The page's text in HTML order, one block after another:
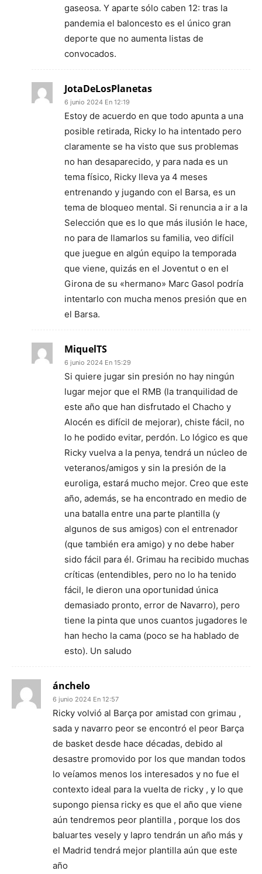
gaseosa. Y aparte sólo caben 12: tras la
pandemia el baloncesto es el único gran
deporte que no aumenta listas de
convocados.
JotaDeLosPlanetas
6 junio 2024 En 12:19
Estoy de acuerdo en que todo apunta a una
posible retirada, Ricky lo ha intentado pero
claramente se ha visto que sus problemas
no han desaparecido, y para nada es un
tema físico, Ricky lleva ya 4 meses
entrenando y jugando con el Barsa, es un
tema de bloqueo mental. Si renuncia a ir a la
Selección que es lo que más ilusión le hace,
no para de llamarlos su familia, veo difícil
que juegue en algún equipo la temporada
que viene, quizás en el Joventut o en el
Girona de su «hermano» Marc Gasol podría
intentarlo con mucha menos presión que en
el Barsa.
MiquelTS
6 junio 2024 En 15:29
Si quiere jugar sin presión no hay ningún
lugar mejor que el RMB (la tranquilidad de
este año que han disfrutado el Chacho y
Alocén es difícil de mejorar), chiste fácil, no
lo he podido evitar, perdón. Lo lógico es que
Ricky vuelva a la penya, tendrá un núcleo de
veteranos/amigos y sin la presión de la
euroliga, estará mucho mejor. Creo que este
año, además, se ha encontrado en medio de
una batalla entre una parte plantilla (y
algunos de sus amigos) con el entrenador
(que también era amigo) y no debe haber
sido fácil para él. Grimau ha recibido muchas
críticas (entendibles, pero no lo ha tenido
fácil, le dieron una oportunidad única
demasiado pronto, error de Navarro), pero
tiene la pinta que unos cuantos jugadores le
han hecho la cama (poco se ha hablado de
esto). Un saludo
ánchelo
6 junio 2024 En 12:57
Ricky volvió al Barça por amistad con grimau ,
sada y navarro peor se encontró el peor Barça
de basket desde hace décadas, debido al
desastre promovido por los que mandan todos
lo veíamos menos los interesados y no fue el
contexto ideal para la vuelta de ricky , y lo que
supongo piensa ricky es que el año que viene
aún tendremos peor plantilla , porque los dos
baluartes vesely y lapro tendrán un año más y
el Madrid tendrá mejor plantilla aún que este
año